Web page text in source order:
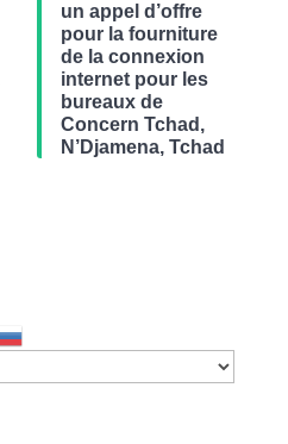
un appel d’offre
pour la fourniture
de la connexion
internet pour les
bureaux de
Concern Tchad,
N’Djamena, Tchad